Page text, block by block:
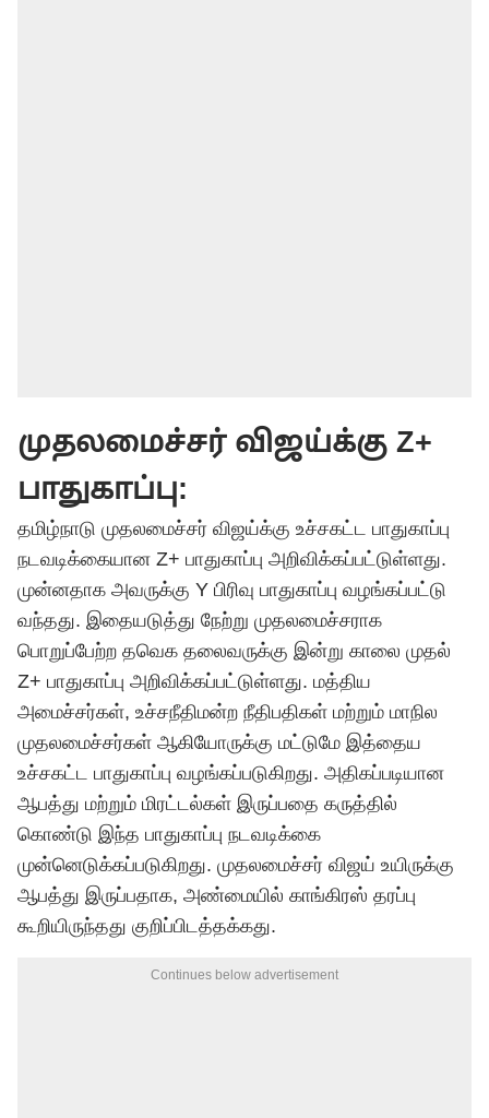
முதலமைச்சர் விஜய்க்கு Z+
பாதுகாப்பு:
தமிழ்நாடு முதலமைச்சர் விஜய்க்கு உச்சகட்ட பாதுகாப்பு
நடவடிக்கையான Z+ பாதுகாப்பு அறிவிக்கப்பட்டுள்ளது.
முன்னதாக அவருக்கு Y பிரிவு பாதுகாப்பு வழங்கப்பட்டு
வந்தது. இதையடுத்து நேற்று முதலமைச்சராக
பொறுப்பேற்ற தவெக தலைவருக்கு இன்று காலை முதல்
Z+ பாதுகாப்பு அறிவிக்கப்பட்டுள்ளது. மத்திய
அமைச்சர்கள், உச்சநீதிமன்ற நீதிபதிகள் மற்றும் மாநில
முதலமைச்சர்கள் ஆகியோருக்கு மட்டுமே இத்தைய
உச்சகட்ட பாதுகாப்பு வழங்கப்படுகிறது. அதிகப்படியான
ஆபத்து மற்றும் மிரட்டல்கள் இருப்பதை கருத்தில்
கொண்டு இந்த பாதுகாப்பு நடவடிக்கை
முன்னெடுக்கப்படுகிறது. முதலமைச்சர் விஜய் உயிருக்கு
ஆபத்து இருப்பதாக, அண்மையில் காங்கிரஸ் தரப்பு
கூறியிருந்தது குறிப்பிடத்தக்கது.
Continues below advertisement